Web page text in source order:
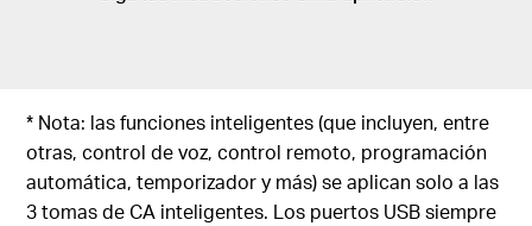
* Nota: las funciones inteligentes (que incluyen, entre
otras, control de voz, control remoto, programación
automática, temporizador y más) se aplican solo a las
3 tomas de CA inteligentes. Los puertos USB siempre